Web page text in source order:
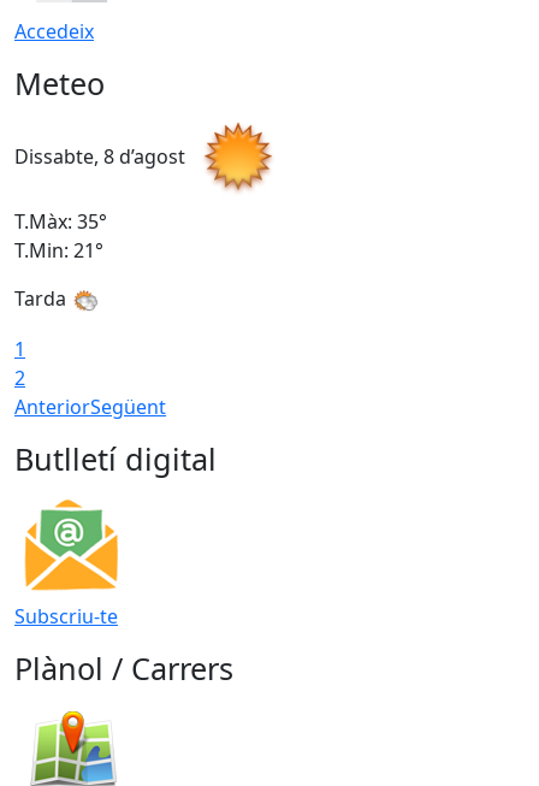
Accedeix
Meteo
Dissabte, 8 d’agost
T.Màx: 35°
T.Min: 21°
Tarda
1
2
AnteriorSegüent
Butlletí digital
Subscriu-te
Plànol / Carrers